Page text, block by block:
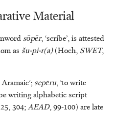
Material
sōpēr, ‘scribe’, is attested
as šu-pi-r(a)(Hoch, SWET,
sepēru, ‘to write
writing alphabetic script
304;AEAD, 99-100) are late